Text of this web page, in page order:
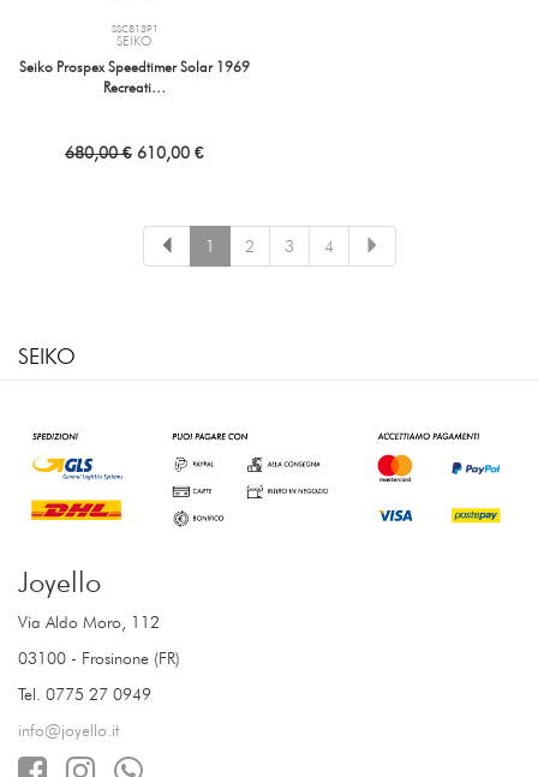
SSC813P1
SEIKO
Seiko Prospex Speedtimer Solar 1969
Recreati…
680,00 € 610,00 €
1 2 3 4
SEIKO
Joyello
Via Aldo Moro, 112
03100 - Frosinone (FR)
Tel. 0775 27 0949
info@joyello.it